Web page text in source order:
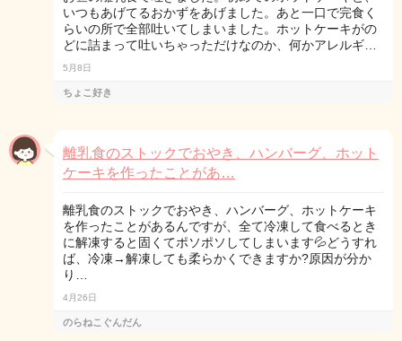
いつもあげてるおかずをあげました。あと一口で完食く
らいの所で全部吐いてしまいました。ホットケーキがの
どに詰まって吐いちゃっただけなのか、何かアレルギ…
5月8日
ちょこ好き
離乳食のストックでおやき、ハンバーグ、ホット
ケーキを作ったことがあ…
離乳食のストックでおやき、ハンバーグ、ホットケーキ
を作ったことがあるんですが、全て冷凍して食べるとき
に解凍すると固くてポソポソしてしまいます💦どうすれ
ば、冷凍→解凍しても柔らかくできますか?原因が分か
り…
4月26日
のらねこぐんだん